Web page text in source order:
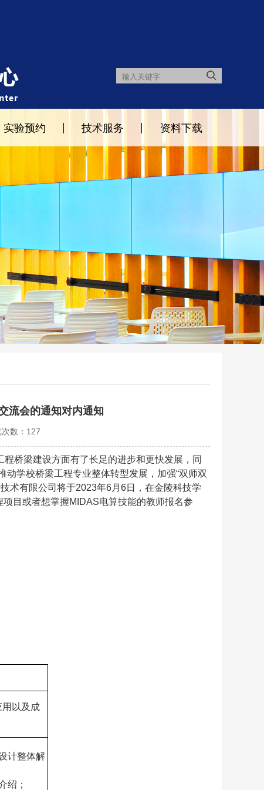
实验预约 技术服务 资料下载
流会的通知对内通知
数： 127
桥梁建设方面有了长足的进步和更快发展，同
学校桥梁工程专业整体转型发展，加强“双师双
术有限公司将于2023年6月6日，在金陵科技学
目或者想掌握MIDAS电算技能的教师报名参
用以及成
计整体解
绍；